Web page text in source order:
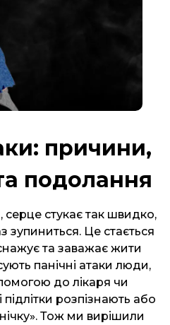
причини,
подолання
стукає так швидко,
зупиниться. Це стається
та заважає жити
панічні атаки люди,
до лікаря чи
підлітки розпізнають або
Тож ми вирішили